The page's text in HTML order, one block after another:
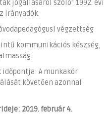
jogállásáról szóló" 1992. évi
irányadók.
végzettség
kommunikációs készség,
időpontja: A munkakör
követően azonnal
2019. február 4.